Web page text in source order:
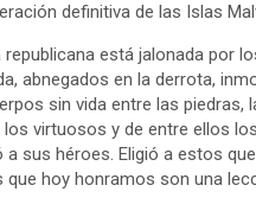
definitiva de las Islas
republicana está jalonada
abnegados en la derrota,
sin vida entre las
los virtuosos y de entre ellos
a sus héroes. Eligió a estos
hoy honramos son una